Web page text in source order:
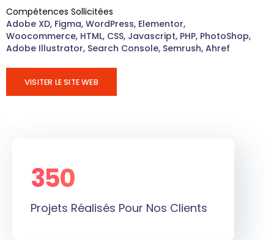
Compétences Sollicitées
Adobe XD, Figma, WordPress, Elementor,
Woocommerce, HTML, CSS, Javascript, PHP, PhotoShop,
Adobe Illustrator, Search Console, Semrush, Ahref
VISITER LE SITE WEB
350
Projets Réalisés Pour Nos Clients